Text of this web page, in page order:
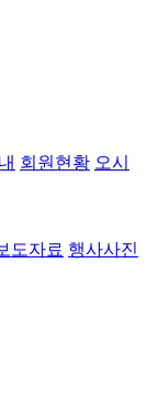
회원현황 오시
도자료 행사사진